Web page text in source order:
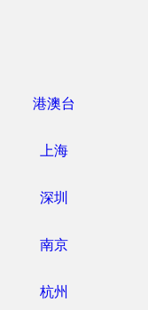
港澳台
上海
深圳
南京
杭州